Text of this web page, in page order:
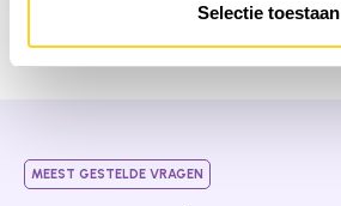
Selectie toestaan
MEEST GESTELDE VRAGEN